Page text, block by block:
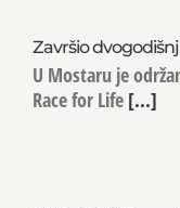
Završio
U Mostaru je
Race for Life [...]